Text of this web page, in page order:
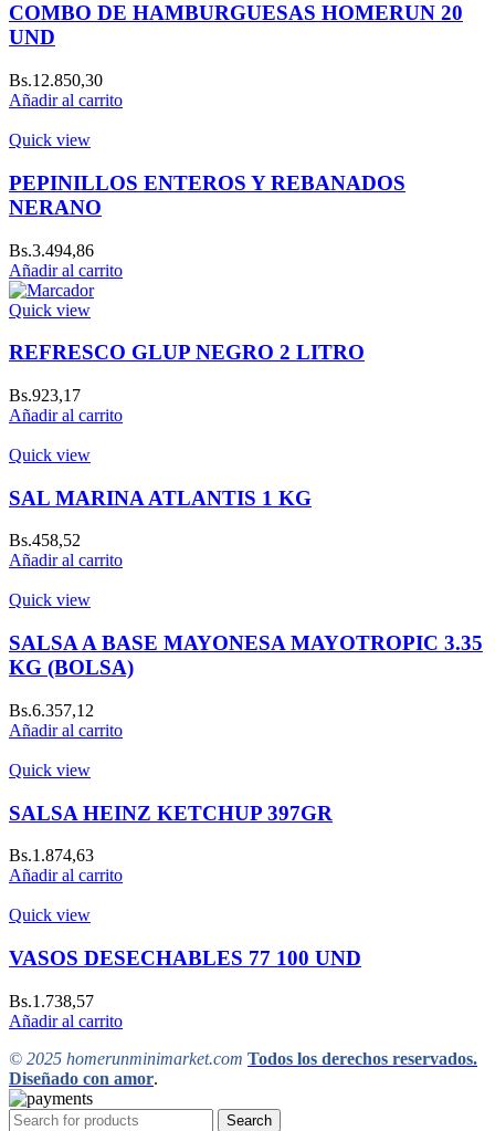
COMBO DE HAMBURGUESAS HOMERUN 20
UND
Bs.12.850,30
Añadir al carrito
Quick view
PEPINILLOS ENTEROS Y REBANADOS
NERANO
Bs.3.494,86
Añadir al carrito
Quick view
REFRESCO GLUP NEGRO 2 LITRO
Bs.923,17
Añadir al carrito
Quick view
SAL MARINA ATLANTIS 1 KG
Bs.458,52
Añadir al carrito
Quick view
SALSA A BASE MAYONESA MAYOTROPIC 3.35
KG (BOLSA)
Bs.6.357,12
Añadir al carrito
Quick view
SALSA HEINZ KETCHUP 397GR
Bs.1.874,63
Añadir al carrito
Quick view
VASOS DESECHABLES 77 100 UND
Bs.1.738,57
Añadir al carrito
© 2025 homerunminimarket.com Todos los derechos reservados.
Diseñado con amor.
Search